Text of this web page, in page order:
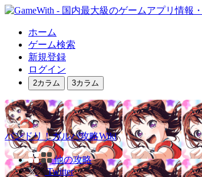
ホーム
ゲーム検索
新規登録
ログイン
2カラム 3カラム
バンドリ！ガルパ攻略Wiki
他の攻略
Twitter